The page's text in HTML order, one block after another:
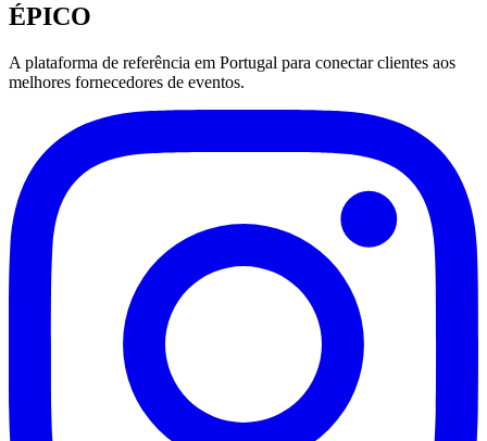
ÉPICO
A plataforma de referência em Portugal para conectar clientes aos
melhores fornecedores de eventos.